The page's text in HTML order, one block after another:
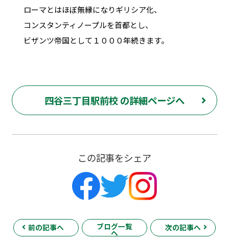
ローマとはほぼ無縁になりギリシア化、
コンスタンティノープルを首都とし、
ビザンツ帝国として１０００年続きます。
四谷三丁目駅前校 の詳細ページへ
この記事をシェア
前の記事へ ブログ一覧
へ
次の記事へ